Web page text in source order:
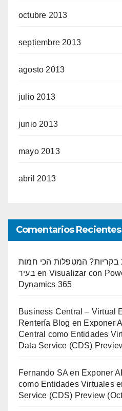
octubre 2013
septiembre 2013
agosto 2013
julio 2013
junio 2013
mayo 2013
abril 2013
Comentarios Recientes
בקריות? המטפלות הכי חמות
בעיר en Visualizar con
Dynamics 365
Business Central – Virtual
Rentería Blog en Exponer
Central como Entidades
Data Service (CDS)
Fernando SA en Exponer
como Entidades Virtuales
Service (CDS) Preview